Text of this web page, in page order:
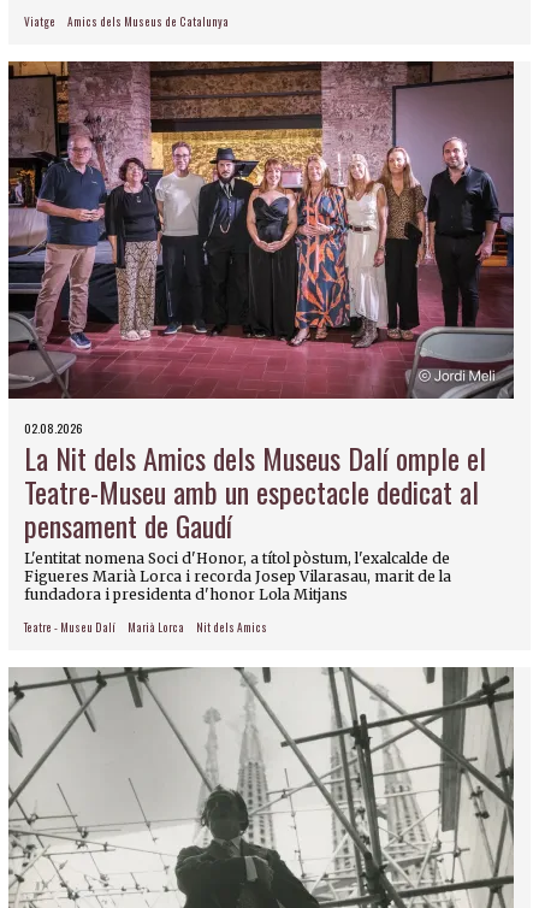
Viatge Amics dels Museus de Catalunya
02.08.2026
La Nit dels Amics dels Museus Dalí omple el
Teatre-Museu amb un espectacle dedicat al
pensament de Gaudí
L'entitat nomena Soci d'Honor, a títol pòstum, l'exalcalde de
Figueres Marià Lorca i recorda Josep Vilarasau, marit de la
fundadora i presidenta d'honor Lola Mitjans
Teatre - Museu Dalí Marià Lorca Nit dels Amics